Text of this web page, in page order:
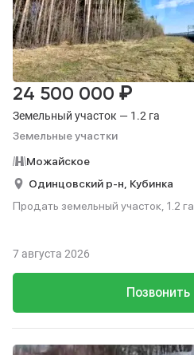
Земельный участок — 1.2 га
Земельные участки
24 500 000 ₽
Можайское
Одинцовский р-н, Кубинка
Продать земельный участок, 1.2 га.
Позвонить
7 августа 2026